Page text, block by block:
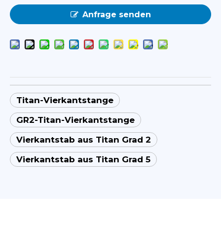
Anfrage senden
Titan-Vierkantstange
GR2-Titan-Vierkantstange
Vierkantstab aus Titan Grad 2
Vierkantstab aus Titan Grad 5